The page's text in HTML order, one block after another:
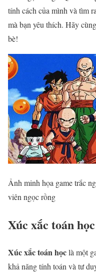
tính cách của mình và tìm
mà bạn yêu thích. Hãy
bè!
Ảnh minh họa game trắc
viên ngọc rồng
Xúc xắc toán học
Xúc xắc toán họclà một
khả năng tính toán và tư